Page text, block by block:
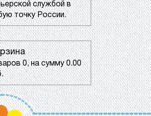
службой в
точку России.
0, на сумму0.00